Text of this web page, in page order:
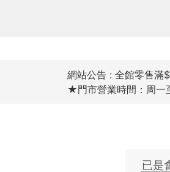
網站公告 : 全館零售滿
★門市營業時間：周一
已是